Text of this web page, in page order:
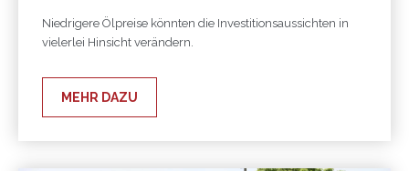
Niedrigere Ölpreise könnten die Investitionsaussichten in
vielerlei Hinsicht verändern.
MEHR DAZU